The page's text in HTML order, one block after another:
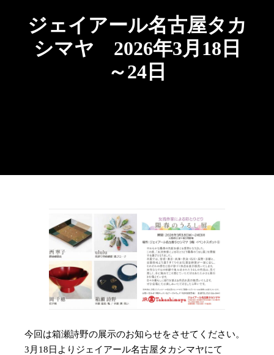
ジェイアール名古屋タカ
シマヤ 2026年3月18日
～24日
今回は箱瀬詩野の展示のお知らせをさせてください。
3月18日よりジェイアール名古屋タカシマヤにて